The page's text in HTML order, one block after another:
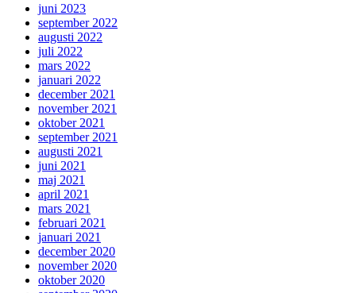
juni 2023
september 2022
augusti 2022
juli 2022
mars 2022
januari 2022
december 2021
november 2021
oktober 2021
september 2021
augusti 2021
juni 2021
maj 2021
april 2021
mars 2021
februari 2021
januari 2021
december 2020
november 2020
oktober 2020